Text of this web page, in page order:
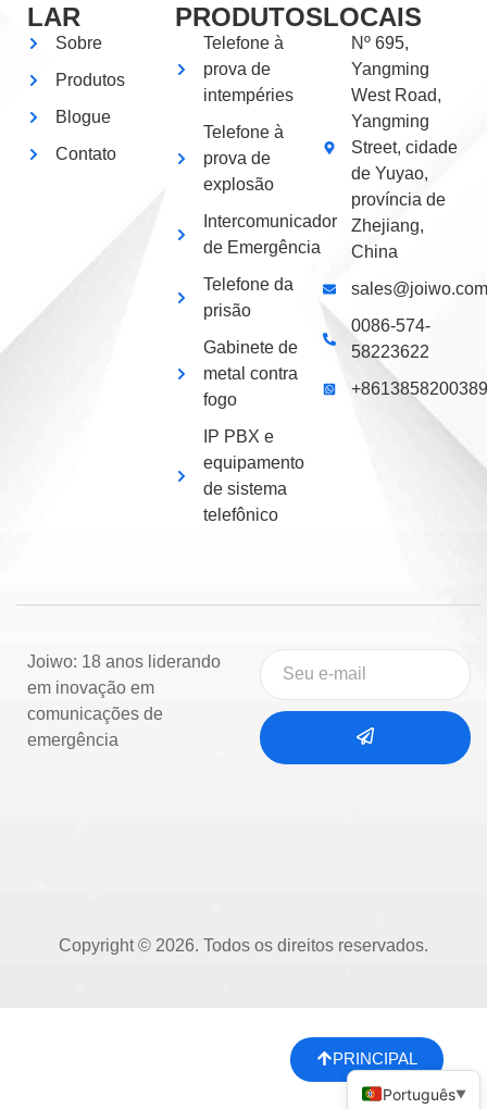
LAR
Sobre
Produtos
Blogue
Contato
PRODUTOS
Telefone à
prova de
intempéries
Telefone à
prova de
explosão
Intercomunicador
de Emergência
Telefone da
prisão
Gabinete de
metal contra
fogo
IP PBX e
equipamento
de sistema
telefônico
LOCAIS
Nº 695,
Yangming
West Road,
Yangming
Street, cidade
de Yuyao,
província de
Zhejiang,
China
sales@joiwo.com
0086-574-
58223622
+8613858200389
Joiwo: 18 anos liderando
em inovação em
comunicações de
emergência
PRINCIPAL
Copyright © 2026. Todos os direitos reservados.
Português▼